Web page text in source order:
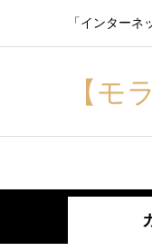
「インター
【モ